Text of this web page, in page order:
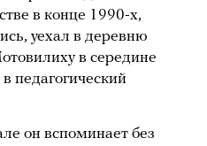
в конце 1990-х,
уехал в деревню
в середине
педагогический
он вспоминает без